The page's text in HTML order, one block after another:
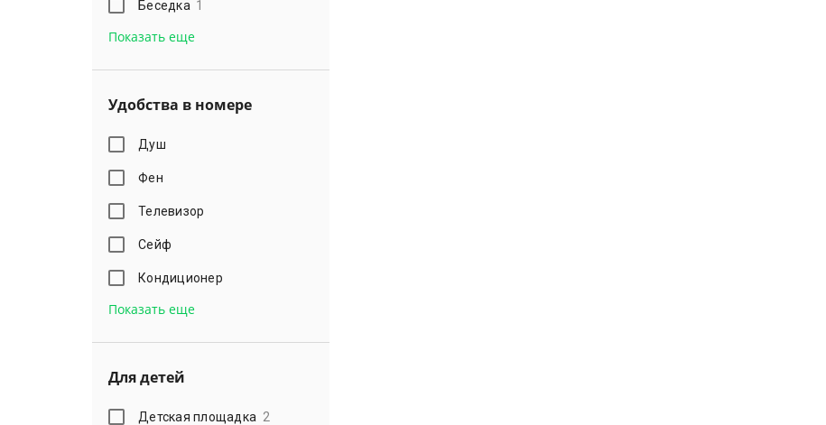
Беседка 1
Показать еще
Удобства в номере
Душ
Фен
Телевизор
Сейф
Кондиционер
Показать еще
Для детей
Детская площадка 2